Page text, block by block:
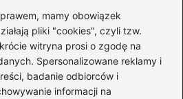
mamy obowiązek
pliki "cookies", czyli tzw.
witryna prosi o zgodę na
Spersonalizowane reklamy i
badanie odbiorców i
informacji na
jurysdykcje/spolka-w-
wiedzy/biezace-doradztwo-